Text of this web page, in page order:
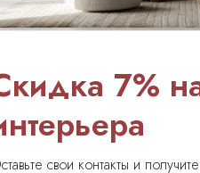
согласования узлов, без
7%
свои контакты и